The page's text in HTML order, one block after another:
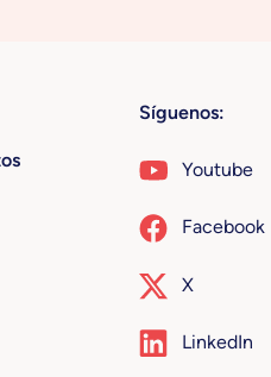
Síguenos:
Youtube
Facebook
X
LinkedIn